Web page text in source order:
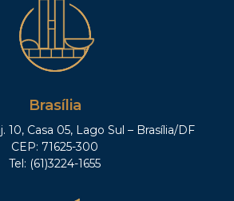
Brasília
10, Casa 05, Lago Sul – Brasília/DF
CEP: 71625-300
Tel: (61)3224-1655